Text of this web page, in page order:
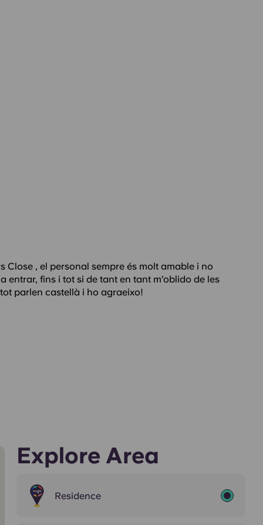
Close , el personal sempre és molt amable i no
entrar, fins i tot si de tant en tant m'oblido de les
parlen castellà i ho agraeixo!
Explore Area
Residence